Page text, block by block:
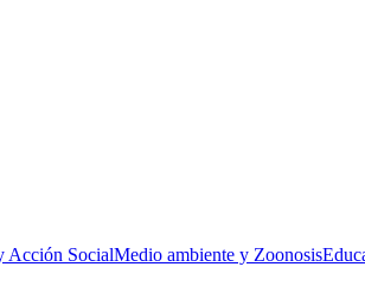
Acción SocialMedio ambiente y Zoonosis